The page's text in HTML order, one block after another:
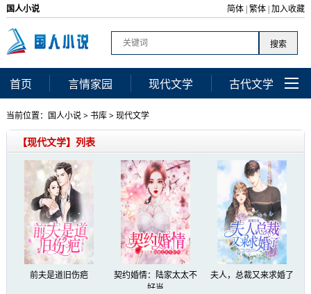
国人小说 简体 |繁体 |加入收藏
首页 言情家园 现代文学 古代文学
当前位置： 国人小说>书库>现代文学
【现代文学】列表
前夫是道旧伤疤
契约婚情：陆家太太不
好当
夫人，总裁又来求婚了